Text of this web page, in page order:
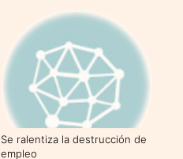
Se ralentiza la destrucción de
empleo